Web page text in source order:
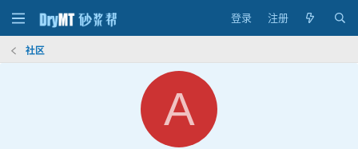
登录 注册
社区
A